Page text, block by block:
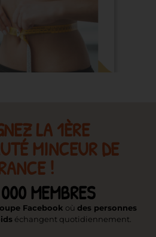
LA 1ÈRE
MINCEUR DE
!
MEMBRES
Facebook où des personnes
échangent quotidiennement.